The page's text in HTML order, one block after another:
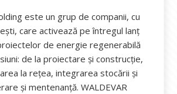
este un grup de companii, cu
care activează pe întregul lanț
de energie regenerabilă
de la proiectare și construcție,
la rețea, integrarea stocării și
și mentenanță. WALDEVAR